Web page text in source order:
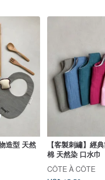
造型 天然
【客製刺繡】經
棉 天然染 口水巾
CÔTE À CÔTE